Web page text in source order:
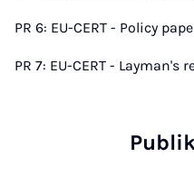
PR 6: EU-CERT - Policy
PR 7: EU-CERT - Layman's